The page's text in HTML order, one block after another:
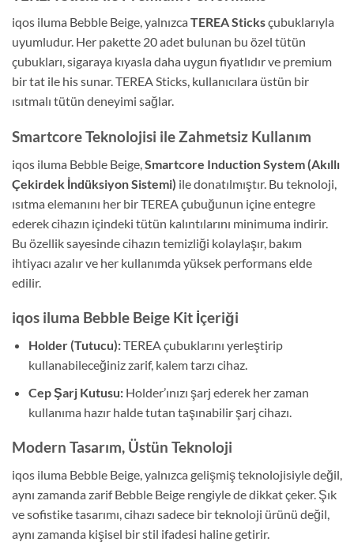
iqos iluma Bebble Beige, yalnızca TEREA Sticksçubuklarıyla
uyumludur. Her pakette 20 adet bulunan bu özel tütün
çubukları, sigaraya kıyasla daha uygun fiyatlıdır ve premium
bir tat ile his sunar. TEREA Sticks, kullanıcılara üstün bir
ısıtmalı tütün deneyimi sağlar.
Smartcore Teknolojisi ile Zahmetsiz Kullanım
iqos iluma Bebble Beige, Smartcore Induction System (Akıllı
Çekirdek İndüksiyon Sistemi) ile donatılmıştır. Bu teknoloji,
ısıtma elemanını her bir TEREA çubuğunun içine entegre
ederek cihazın içindeki tütün kalıntılarını minimuma indirir.
Bu özellik sayesinde cihazın temizliği kolaylaşır, bakım
ihtiyacı azalır ve her kullanımda yüksek performans elde
edilir.
iqos iluma Bebble Beige Kit İçeriği
Holder (Tutucu):TEREA çubuklarını yerleştirip
kullanabileceğiniz zarif, kalem tarzı cihaz.
Cep Şarj Kutusu:Holder’ınızı şarj ederek her zaman
kullanıma hazır halde tutan taşınabilir şarj cihazı.
Modern Tasarım, Üstün Teknoloji
iqos iluma Bebble Beige, yalnızca gelişmiş teknolojisiyle değil,
aynı zamanda zarif Bebble Beige rengiyle de dikkat çeker. Şık
ve sofistike tasarımı, cihazı sadece bir teknoloji ürünü değil,
aynı zamanda kişisel bir stil ifadesi haline getirir.